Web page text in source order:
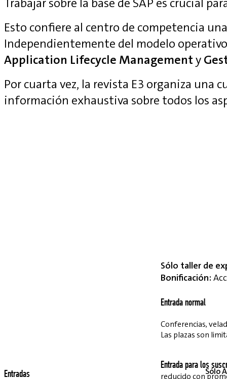
Esto confiere al centro de competencia
Independientemente del modelo
Application Lifecycle Managementy
Por cuarta vez, la revista E3 organiza una
información exhaustiva sobre todos los
Sólo taller de
Bonificación:
Entrada normal
Conferencias,
Las plazas son
Entrada para los
reducido con
Entradas
Sólo